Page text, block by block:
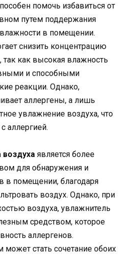
помочь избавиться от
путем поддержания
в помещении.
снизить концентрацию
так как высокая влажность
и способными
реакции. Однако,
аллергены, а лишь
увлажнение воздуха, что
аллергией.
воздуха является более
для обнаружения и
в помещении, благодаря
воздух. Однако, при
воздуха, увлажнитель
средством, которое
аллергенов.
стать сочетание обоих